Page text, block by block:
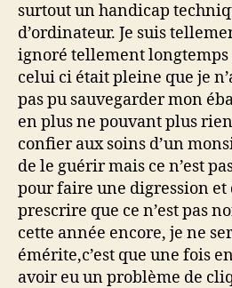
surtout un handicap
d’ordinateur. Je suis
ignoré tellement longtemps
celui ci était pleine que je
pas pu sauvegarder mon
en plus ne pouvant plus
confier aux soins d’un
de le guérir mais ce n’est
pour faire une digression et
prescrire que ce n’est pas
cette année encore, je ne
émérite,c’est que une fois
avoir eu un problème de